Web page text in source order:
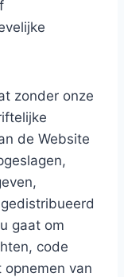
zonder onze
de Website
gaat om
code
van